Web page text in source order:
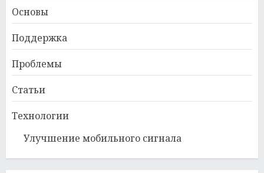
Основы
Поддержка
Проблемы
Статьи
Технологии
Улучшение мобильного сигнала